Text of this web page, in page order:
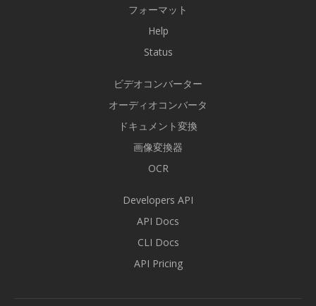
フォーマット
Help
Status
ビデオコンバーター
オーディオコンバータ
ドキュメント変換
画像変換器
OCR
Developers API
API Docs
CLI Docs
API Pricing